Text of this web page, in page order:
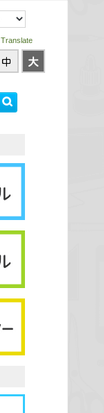
Translate
中 大